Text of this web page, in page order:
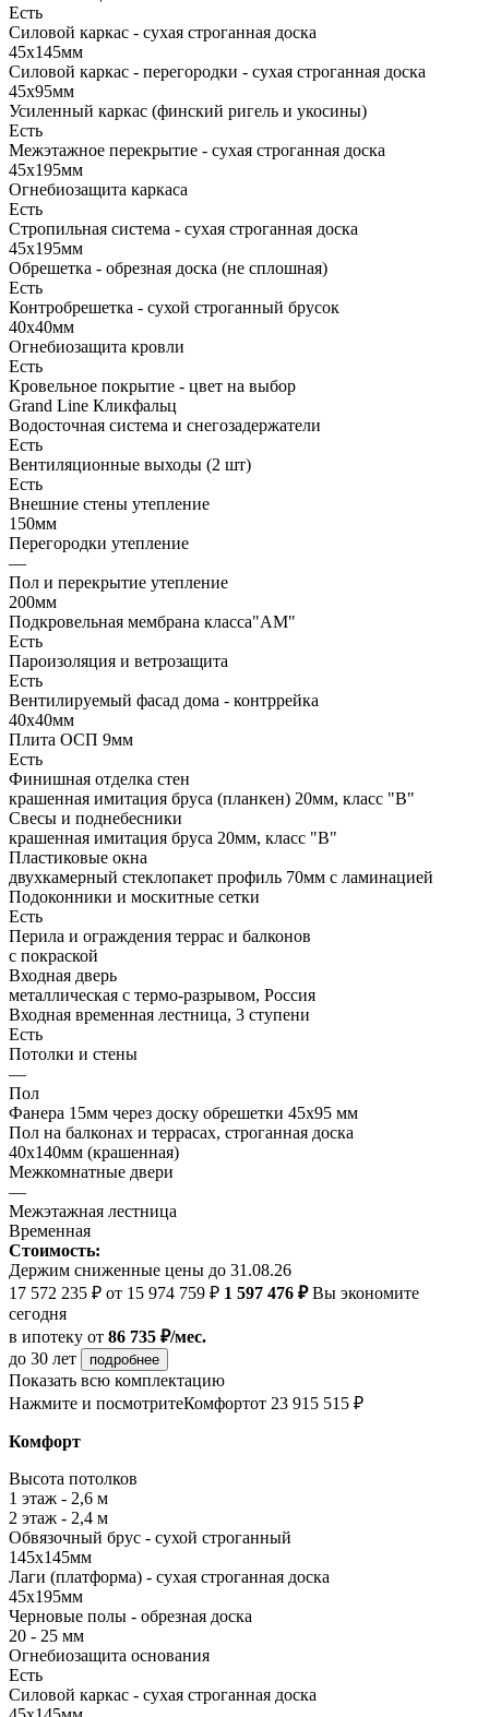
Есть
Силовой каркас - сухая строганная доска
45х145мм
Силовой каркас - перегородки - сухая строганная доска
45х95мм
Усиленный каркас (финский ригель и укосины)
Есть
Межэтажное перекрытие - сухая строганная доска
45х195мм
Огнебиозащита каркаса
Есть
Стропильная система - сухая строганная доска
45х195мм
Обрешетка - обрезная доска (не сплошная)
Есть
Контробрешетка - сухой строганный брусок
40х40мм
Огнебиозащита кровли
Есть
Кровельное покрытие - цвет на выбор
Grand Line Кликфальц
Водосточная система и снегозадержатели
Есть
Вентиляционные выходы (2 шт)
Есть
Внешние стены утепление
150мм
Перегородки утепление
—
Пол и перекрытие утепление
200мм
Подкровельная мембрана класса"АМ"
Есть
Пароизоляция и ветрозащита
Есть
Вентилируемый фасад дома - контррейка
40х40мм
Плита ОСП 9мм
Есть
Финишная отделка стен
крашенная имитация бруса (планкен) 20мм, класс "В"
Свесы и поднебесники
крашенная имитация бруса 20мм, класс "В"
Пластиковые окна
двухкамерный стеклопакет профиль 70мм с ламинацией
Подоконники и москитные сетки
Есть
Перила и ограждения террас и балконов
с покраской
Входная дверь
металлическая с термо-разрывом, Россия
Входная временная лестница, 3 ступени
Есть
Потолки и стены
—
Пол
Фанера 15мм через доску обрешетки 45х95 мм
Пол на балконах и террасах, строганная доска
40х140мм (крашенная)
Межкомнатные двери
—
Межэтажная лестница
Временная
Стоимость:
Держим сниженные цены до 31.08.26
17 572 235 ₽ от 15 974 759 ₽ 1 597 476 ₽Вы экономите
сегодня
в ипотеку от 86 735 ₽/мес.
до 30 лет
подробнее
Показать всю комплектацию
Нажмите и посмотритеКомфортот 23 915 515 ₽
Комфорт
Высота потолков
1 этаж - 2,6 м
2 этаж - 2,4 м
Обвязочный брус - сухой строганный
145х145мм
Лаги (платформа) - сухая строганная доска
45х195мм
Черновые полы - обрезная доска
20 - 25 мм
Огнебиозащита основания
Есть
Силовой каркас - сухая строганная доска